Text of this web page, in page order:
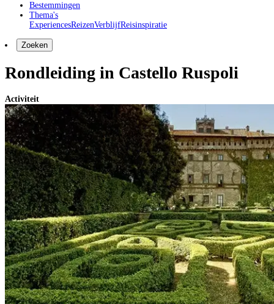
Bestemmingen
Thema's
ExperiencesReizenVerblijfReisinspiratie
Zoeken
Rondleiding in Castello Ruspoli
Activiteit